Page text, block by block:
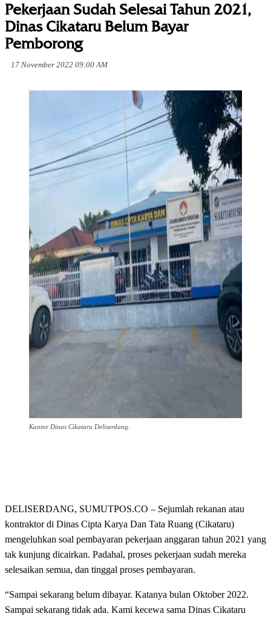
Pekerjaan Sudah Selesai Tahun 2021,
Dinas Cikataru Belum Bayar
Pemborong
17 November 2022 09:00 AM
Kantor Dinas Cikataru Deliserdang.
DELISERDANG, SUMUTPOS.CO – Sejumlah rekanan atau
kontraktor di Dinas Cipta Karya Dan Tata Ruang (Cikataru)
mengeluhkan soal pembayaran pekerjaan anggaran tahun 2021 yang
tak kunjung dicairkan. Padahal, proses pekerjaan sudah mereka
selesaikan semua, dan tinggal proses pembayaran.
“Sampai sekarang belum dibayar. Katanya bulan Oktober 2022.
Sampai sekarang tidak ada. Kami kecewa sama Dinas Cikataru